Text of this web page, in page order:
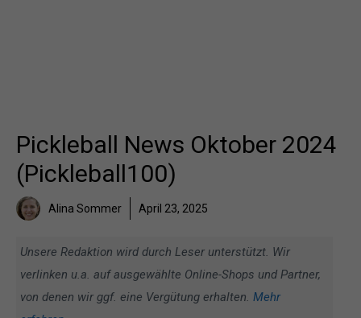
Pickleball News Oktober 2024
(Pickleball100)
Alina Sommer April 23, 2025
Unsere Redaktion wird durch Leser unterstützt. Wir
verlinken u.a. auf ausgewählte Online-Shops und Partner,
von denen wir ggf. eine Vergütung erhalten. Mehr